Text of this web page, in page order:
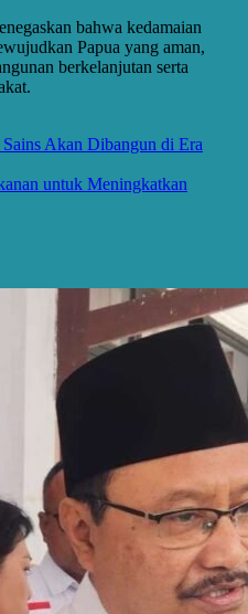
bahwa kedamaian
Papua yang aman,
berkelanjutan serta
Akan Dibangun di Era
untuk Meningkatkan